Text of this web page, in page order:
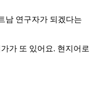
남 연구자가 되겠다는
가 또 있어요. 현지어로